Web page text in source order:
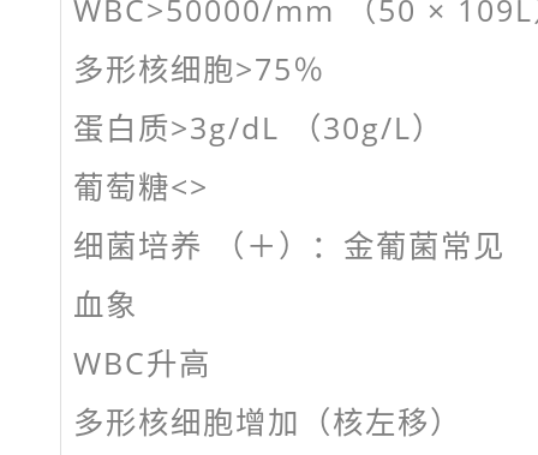
WBC>50000/mm （50 ×
多形核细胞>75％
蛋白质>3g/dL （30g/L）
葡萄糖<>
细菌培养 （＋）：金葡菌常见
血象
WBC升高
多形核细胞增加（核左移）